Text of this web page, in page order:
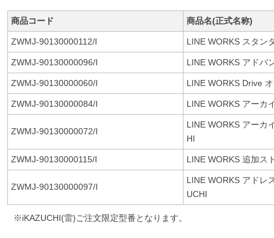
商品コード 商品名(正式名称)
ZWMJ-90130000112/I LINE WORKS スタン
ZWMJ-90130000096/I LINE WORKS アドバ
ZWMJ-90130000060/I LINE WORKS Drive
ZWMJ-90130000084/I LINE WORKS アーカ
ZWMJ-90130000072/I
LINE WORKS アーカ
HI
ZWMJ-90130000115/I LINE WORKS 追加ス
ZWMJ-90130000097/I
LINE WORKS アドレ
UCHI
※iKAZUCHI(雷)ご注文限定型番となります。